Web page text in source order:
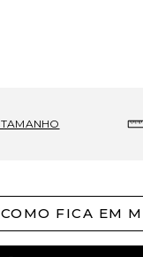
COMO FICA EM